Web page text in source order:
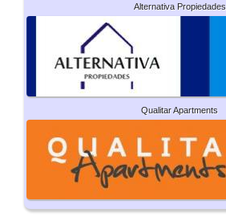
Alternativa Propiedades
Qualitar Apartments